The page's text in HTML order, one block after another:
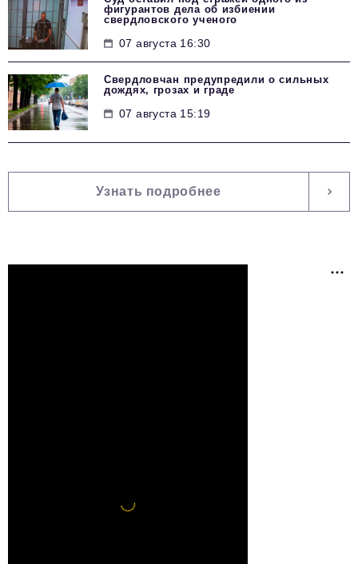
фигурантов дела об избиении
свердловского ученого
07 августа 16:30
Свердловчан предупредили о сильных
дождях, грозах и граде
07 августа 15:19
Узнать подробнее